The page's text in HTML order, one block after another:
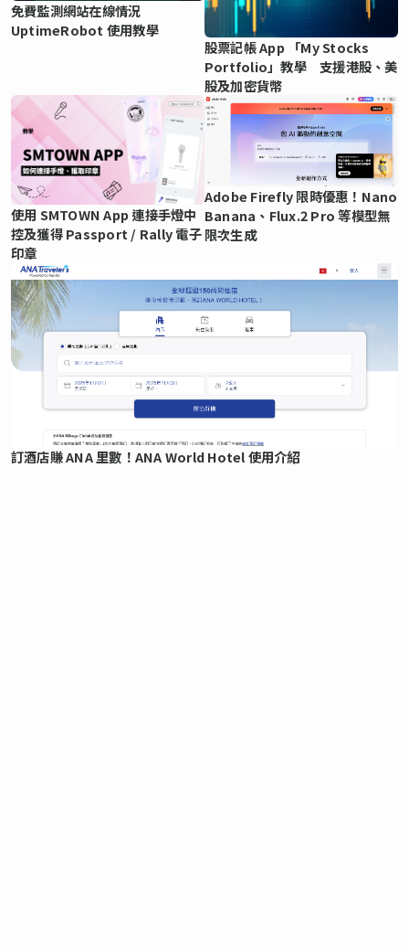
免費監測網站在線情況
UptimeRobot 使用教學
股票記帳 App 「My Stocks
Portfolio」教學 支援港股、美
股及加密貨幣
使用 SMTOWN App 連接手燈中
控及獲得 Passport / Rally 電子
印章
Adobe Firefly 限時優惠！Nano
Banana、Flux.2 Pro 等模型無
限次生成
訂酒店賺 ANA 里數！ANA World Hotel 使用介紹